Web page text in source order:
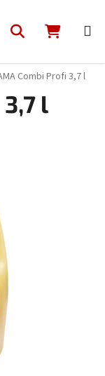
Hľadať
Combi Profi 3,7 l
l